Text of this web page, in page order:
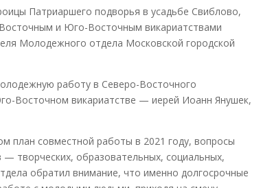
Патриаршего подворья в усадьбе Свиблово,
и Юго-Восточным викариатствами
Молодежного отдела Московской городской
работу в Северо-Восточного
Восточном викариатстве — иерей Иоанн Янушек,
план совместной работы в 2021 году, вопросы
творческих, образовательных, социальных,
обратил внимание, что именно долгосрочные